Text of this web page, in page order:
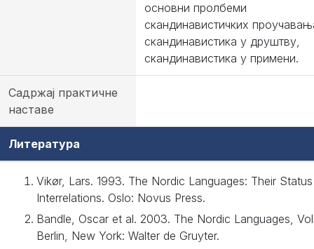
основни пролбеми
скандинавистичких
скандинавистика у друштву,
скандинавистика у примени.
Садржај практичне
наставе
Литература
Vikør, Lars. 1993. The Nordic Languages: Their
Interrelations. Oslo: Novus Press.
Bandle, Oscar et al. 2003. The Nordic Languages, Vol
Berlin, New York: Walter de Gruyter.